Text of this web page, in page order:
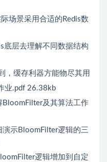
场景采用合适的Redis数
层去理解不同数据结构
，缓存利器方能物尽其用
业.pdf 26.38kb
及其算法工作
示BloomFilter逻辑的三
逻辑增加到自定